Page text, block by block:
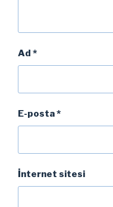
Ad *
E-posta*
İnternet sitesi